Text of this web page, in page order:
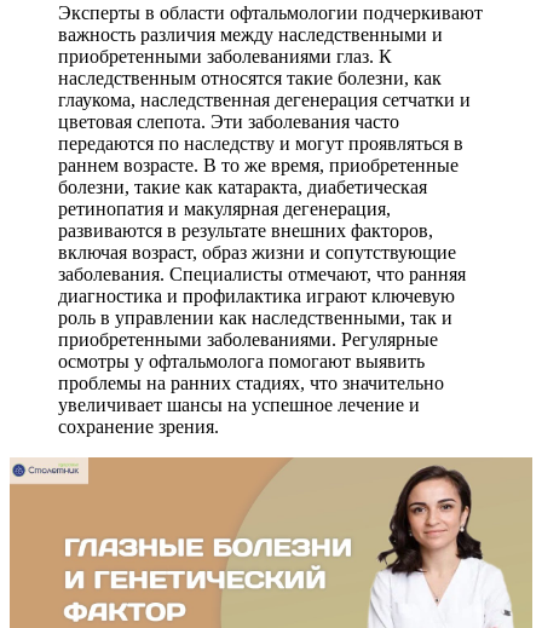
Эксперты в области офтальмологии подчеркивают
важность различия между наследственными и
приобретенными заболеваниями глаз. К
наследственным относятся такие болезни, как
глаукома, наследственная дегенерация сетчатки и
цветовая слепота. Эти заболевания часто
передаются по наследству и могут проявляться в
раннем возрасте. В то же время, приобретенные
болезни, такие как катаракта, диабетическая
ретинопатия и макулярная дегенерация,
развиваются в результате внешних факторов,
включая возраст, образ жизни и сопутствующие
заболевания. Специалисты отмечают, что ранняя
диагностика и профилактика играют ключевую
роль в управлении как наследственными, так и
приобретенными заболеваниями. Регулярные
осмотры у офтальмолога помогают выявить
проблемы на ранних стадиях, что значительно
увеличивает шансы на успешное лечение и
сохранение зрения.